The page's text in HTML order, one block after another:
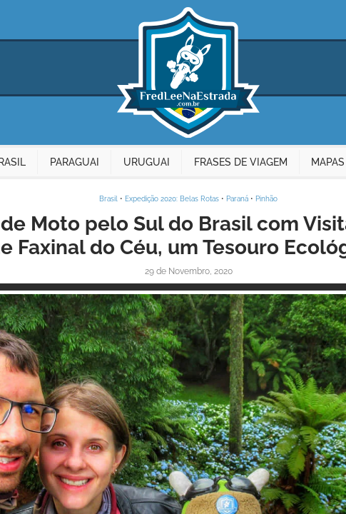
PARAGUAI URUGUAI FRASES DE VIAGEM
Brasil • Expedição 2020: Belas Rotas • Paraná • Pinhão
Moto pelo Sul do Brasil com
Faxinal do Céu, um Tesouro
29 de Novembro, 2020
Inspire-se!